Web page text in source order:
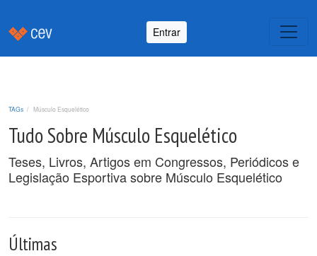
Entrar
TAGs Músculo Esquelético
Tudo Sobre Músculo Esquelético
Teses, Livros, Artigos em Congressos, Periódicos e
Legislação Esportiva sobre Músculo Esquelético
Últimas